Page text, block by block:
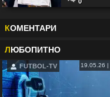
КОМЕНТАРИ
ЛЮБОПИТНО
FUTBOL-TV 19.05.26